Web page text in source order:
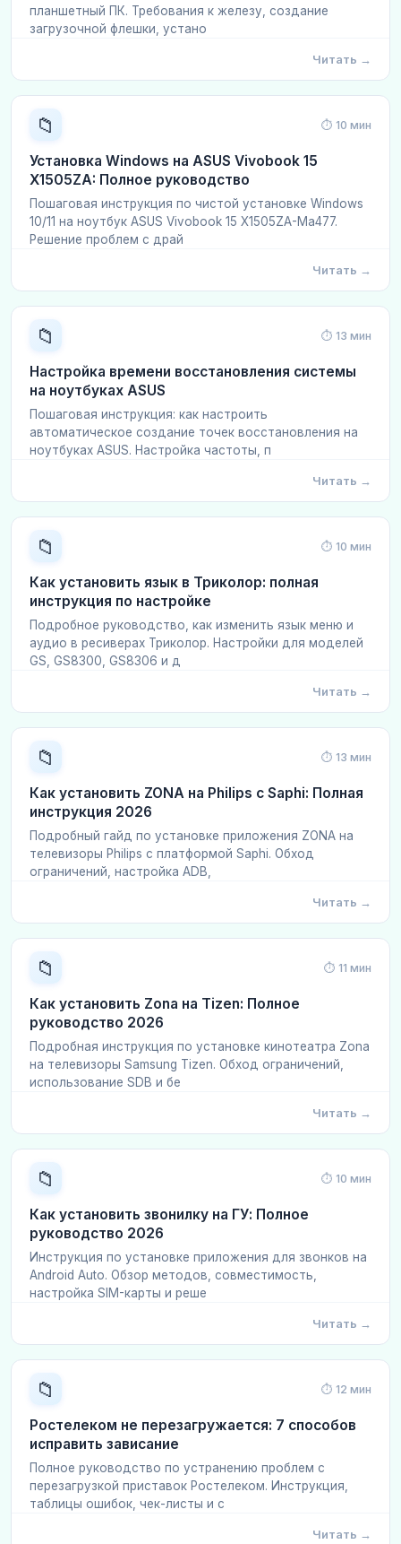
планшетный ПК. Требования к железу, создание
загрузочной флешки, устано
Читать →
📁 ⏱ 10 мин
Установка Windows на ASUS Vivobook 15
X1505ZA: Полное руководство
Пошаговая инструкция по чистой установке Windows
10/11 на ноутбук ASUS Vivobook 15 X1505ZA-Ma477.
Решение проблем с драй
Читать →
📁 ⏱ 13 мин
Настройка времени восстановления системы
на ноутбуках ASUS
Пошаговая инструкция: как настроить
автоматическое создание точек восстановления на
ноутбуках ASUS. Настройка частоты, п
Читать →
📁 ⏱ 10 мин
Как установить язык в Триколор: полная
инструкция по настройке
Подробное руководство, как изменить язык меню и
аудио в ресиверах Триколор. Настройки для моделей
GS, GS8300, GS8306 и д
Читать →
📁 ⏱ 13 мин
Как установить ZONA на Philips с Saphi: Полная
инструкция 2026
Подробный гайд по установке приложения ZONA на
телевизоры Philips с платформой Saphi. Обход
ограничений, настройка ADB,
Читать →
📁 ⏱ 11 мин
Как установить Zona на Tizen: Полное
руководство 2026
Подробная инструкция по установке кинотеатра Zona
на телевизоры Samsung Tizen. Обход ограничений,
использование SDB и бе
Читать →
📁 ⏱ 10 мин
Как установить звонилку на ГУ: Полное
руководство 2026
Инструкция по установке приложения для звонков на
Android Auto. Обзор методов, совместимость,
настройка SIM-карты и реше
Читать →
📁 ⏱ 12 мин
Ростелеком не перезагружается: 7 способов
исправить зависание
Полное руководство по устранению проблем с
перезагрузкой приставок Ростелеком. Инструкция,
таблицы ошибок, чек-листы и с
Читать →